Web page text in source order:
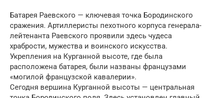
Батарея Раевского — ключевая точка Бородинского
сражения. Артиллеристы пехотного корпуса генерала-
лейтенанта Раевского проявили здесь чудеса
храбрости, мужества и воинского искусства.
Укрепления на Курганной высоте, где была
расположена батарея, были названы французами
«могилой французской кавалерии».
Сегодня вершина Курганной высоты — центральная